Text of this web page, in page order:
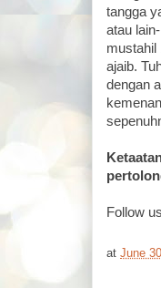
tangga
atau
mustahil
ajaib.
dengan
Follow
at June